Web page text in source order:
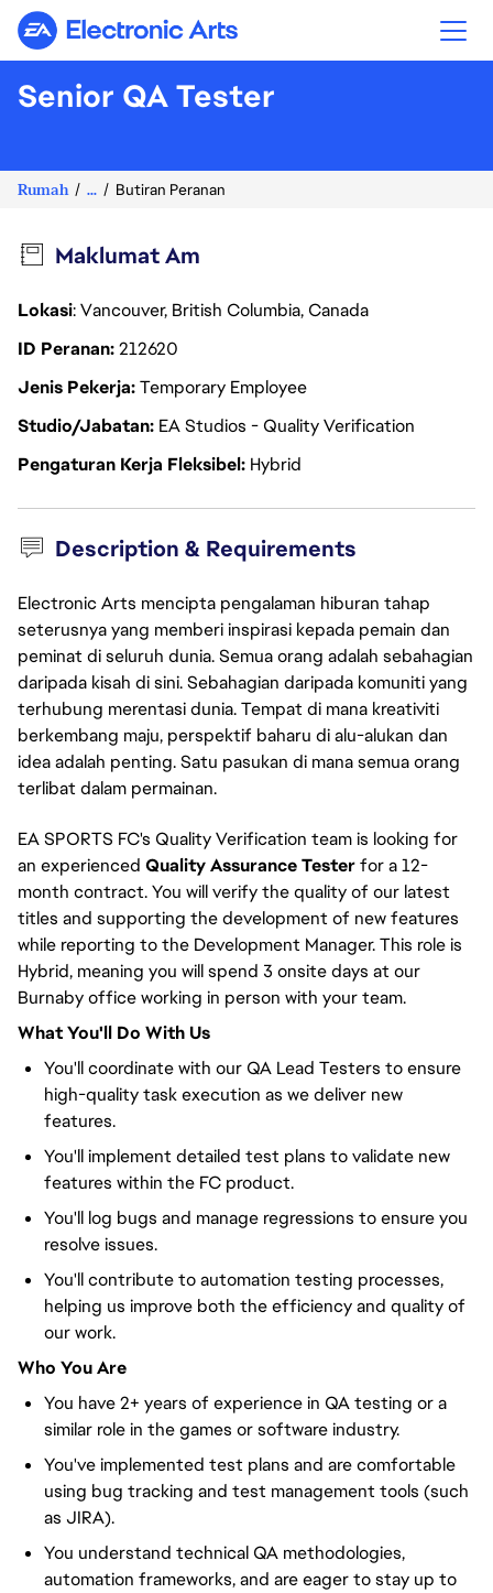
Electronic Arts
Senior QA Tester
Rumah ... Butiran Peranan
Maklumat Am
Lokasi: Vancouver, British Columbia, Canada
ID Peranan212620
Jenis PekerjaTemporary Employee
Studio/Jabatan EA Studios - Quality Verification
Pengaturan Kerja Fleksibel Hybrid
Description & Requirements
Electronic Arts mencipta pengalaman hiburan tahap
seterusnya yang memberi inspirasi kepada pemain dan
peminat di seluruh dunia. Semua orang adalah sebahagian
daripada kisah di sini. Sebahagian daripada komuniti yang
terhubung merentasi dunia. Tempat di mana kreativiti
berkembang maju, perspektif baharu di alu-alukan dan
idea adalah penting. Satu pasukan di mana semua orang
terlibat dalam permainan.
EA SPORTS FC's Quality Verification team is looking for
an experienced Quality Assurance Testerfor a 12-
month contract. You will verify the quality of our latest
titles and supporting the development of new features
while reporting to the Development Manager. This role is
Hybrid, meaning you will spend 3 onsite days at our
Burnaby office working in person with your team.
What You'll Do With Us
You'll coordinate with our QA Lead Testers to ensure
high-quality task execution as we deliver new
features.
You'll implement detailed test plans to validate new
features within the FC product.
You'll log bugs and manage regressions to ensure you
resolve issues.
You'll contribute to automation testing processes,
helping us improve both the efficiency and quality of
our work.
Who You Are
You have 2+ years of experience in QA testing or a
similar role in the games or software industry.
You've implemented test plans and are comfortable
using bug tracking and test management tools (such
as JIRA).
You understand technical QA methodologies,
automation frameworks, and are eager to stay up to